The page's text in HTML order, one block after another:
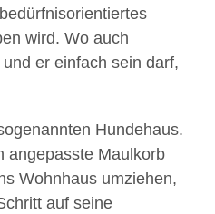
wird. Wo auch
er einfach sein darf,
Hundehaus.
angepasste Maulkorb
Wohnhaus umziehen,
auf seine